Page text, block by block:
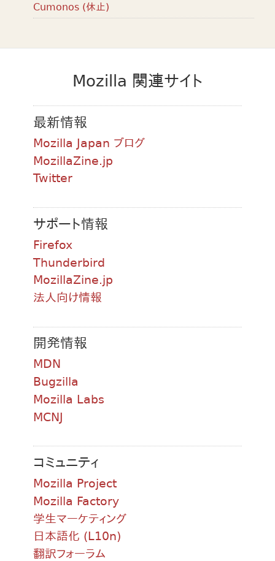
Cumonos (休止)
Mozilla 関連サイト
最新情報
Mozilla Japan ブログ
MozillaZine.jp
Twitter
サポート情報
Firefox
Thunderbird
MozillaZine.jp
法人向け情報
開発情報
MDN
Bugzilla
Mozilla Labs
MCNJ
コミュニティ
Mozilla Project
Mozilla Factory
学生マーケティング
日本語化 (L10n)
翻訳フォーラム